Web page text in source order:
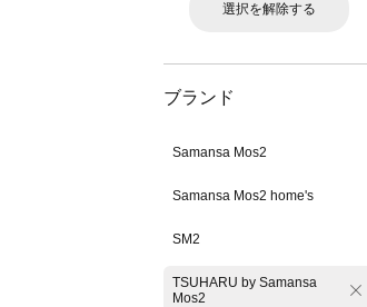
選択を解除する
ブランド
Samansa Mos2
Samansa Mos2 home's
SM2
TSUHARU by Samansa
Mos2